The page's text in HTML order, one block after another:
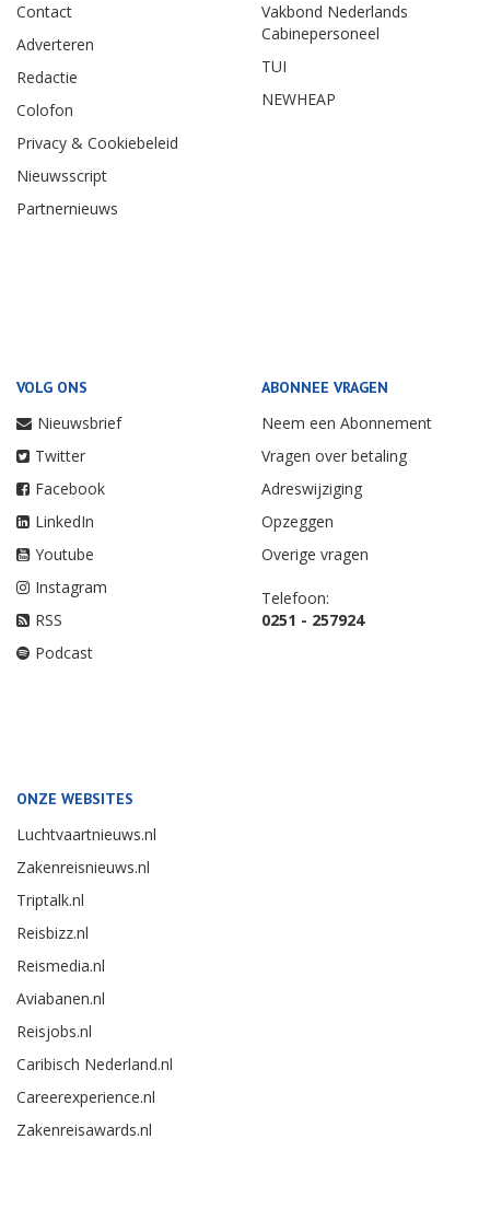
Contact
Adverteren
Redactie
Colofon
Privacy & Cookiebeleid
Nieuwsscript
Partnernieuws
Vakbond Nederlands
Cabinepersoneel
TUI
NEWHEAP
VOLG ONS
Nieuwsbrief
Twitter
Facebook
LinkedIn
Youtube
Instagram
RSS
Podcast
ABONNEE VRAGEN
Neem een Abonnement
Vragen over betaling
Adreswijziging
Opzeggen
Overige vragen
Telefoon:
0251 - 257924
ONZE WEBSITES
Luchtvaartnieuws.nl
Zakenreisnieuws.nl
Triptalk.nl
Reisbizz.nl
Reismedia.nl
Aviabanen.nl
Reisjobs.nl
Caribisch Nederland.nl
Careerexperience.nl
Zakenreisawards.nl